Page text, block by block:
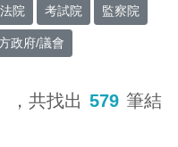
院 考試院 監察院
政府/議會
，共找出 579 筆結